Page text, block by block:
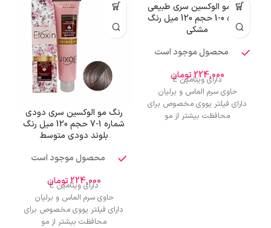
رنگ مو الوکسین سری طبیعی
شماره 0-1 حجم 120 میل رنگ
مشکی
محصول موجود است
224,000تومان
دارای ویتامین E
حاوی سرم الماس و برلیان
دارای فیلتر یووی مخصوص برای
محافظت بیشتر از مو
رنگ مو الوکسین سری دودی
شماره 1-7 حجم 120 میل رنگ
بلوند دودی متوسط
محصول موجود است
224,000تومان
دارای ویتامین E
حاوی سرم الماس و برلیان
دارای فیلتر یووی مخصوص برای
محافظت بیشتر از مو